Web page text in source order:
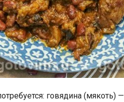
говядина (мякоть)